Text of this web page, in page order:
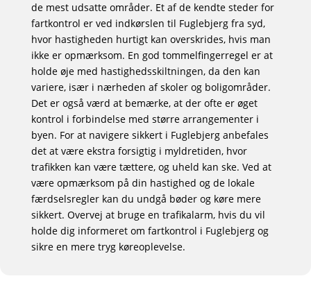
de mest udsatte områder. Et af de kendte steder for
fartkontrol er ved indkørslen til Fuglebjerg fra syd,
hvor hastigheden hurtigt kan overskrides, hvis man
ikke er opmærksom. En god tommelfingerregel er at
holde øje med hastighedsskiltningen, da den kan
variere, især i nærheden af skoler og boligområder.
Det er også værd at bemærke, at der ofte er øget
kontrol i forbindelse med større arrangementer i
byen. For at navigere sikkert i Fuglebjerg anbefales
det at være ekstra forsigtig i myldretiden, hvor
trafikken kan være tættere, og uheld kan ske. Ved at
være opmærksom på din hastighed og de lokale
færdselsregler kan du undgå bøder og køre mere
sikkert. Overvej at bruge en trafikalarm, hvis du vil
holde dig informeret om fartkontrol i Fuglebjerg og
sikre en mere tryg køreoplevelse.